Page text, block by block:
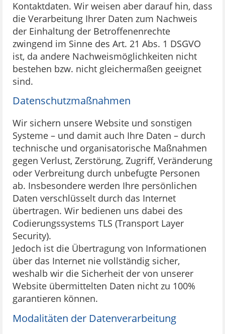
Kontaktdaten. Wir weisen aber darauf hin, dass
die Verarbeitung Ihrer Daten zum Nachweis
der Einhaltung der Betroffenenrechte
zwingend im Sinne des Art. 21 Abs. 1 DSGVO
ist, da andere Nachweismöglichkeiten nicht
bestehen bzw. nicht gleichermaßen geeignet
sind.
Datenschutzmaßnahmen
Wir sichern unsere Website und sonstigen
Systeme – und damit auch Ihre Daten – durch
technische und organisatorische Maßnahmen
gegen Verlust, Zerstörung, Zugriff, Veränderung
oder Verbreitung durch unbefugte Personen
ab. Insbesondere werden Ihre persönlichen
Daten verschlüsselt durch das Internet
übertragen. Wir bedienen uns dabei des
Codierungssystems TLS (Transport Layer
Security).
Jedoch ist die Übertragung von Informationen
über das Internet nie vollständig sicher,
weshalb wir die Sicherheit der von unserer
Website übermittelten Daten nicht zu 100%
garantieren können.
Modalitäten der Datenverarbeitung